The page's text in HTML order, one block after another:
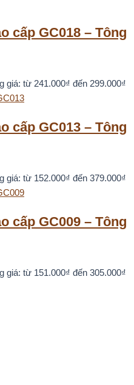
cấp GC018 – Tông
giá: từ 241.000₫ đến 299.000₫
cấp GC013 – Tông
giá: từ 152.000₫ đến 379.000₫
cấp GC009 – Tông
giá: từ 151.000₫ đến 305.000₫